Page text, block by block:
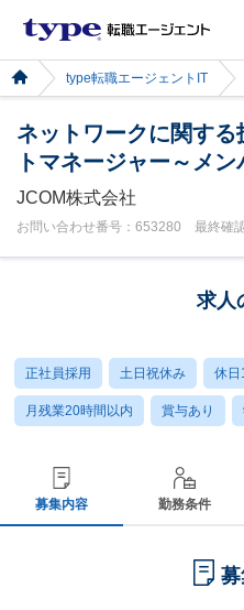
type転職エージェントIT
ネットワークに関す
トマネージャー～メン
JCOM株式会社
お問い合わせ番号：653280 最終確
求人
正社員採用 土日祝休み 休日
月残業20時間以内 賞与あり
募集内容 勤務条件